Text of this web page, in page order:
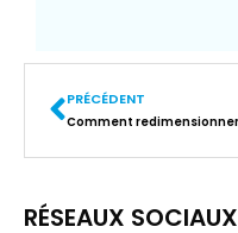
PRÉCÉDENT
RÉSEAUX SOCIAUX